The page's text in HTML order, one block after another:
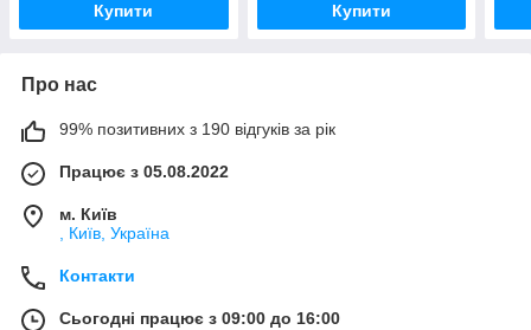
Купити Купити
Про нас
99% позитивних з 190 відгуків за рік
Працює з 05.08.2022
м. Київ
, Київ, Україна
Контакти
Сьогодні працює з 09:00 до 16:00